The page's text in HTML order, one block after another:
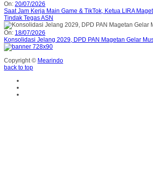
On: 20/07/2026
Saat Jam Kerja Main Game & TikTok, Ketua LIRA
Tindak Tegas ASN
On: 18/07/2026
Konsolidasi Jelang 2029, DPD PAN Magetan Gelar
Copyright © Mearindo
back to top